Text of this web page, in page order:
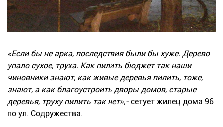
«Если бы не арка, последствия были бы хуже. Дерево
упало сухое, труха. Как пилить бюджет так наши
чиновники знают, как живые деревья пилить, тоже,
знают, а как благоустроить дворы домов, старые
деревья, труху пилить так нет»,- сетует жилец дома 96
по ул. Содружества.